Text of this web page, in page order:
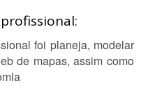
foi planeja, modelar
de mapas, assim como